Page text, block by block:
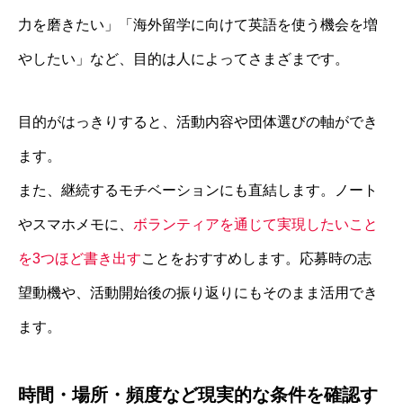
力を磨きたい」「海外留学に向けて英語を使う機会を増
やしたい」など、目的は人によってさまざまです。
目的がはっきりすると、活動内容や団体選びの軸ができ
ます。
また、継続するモチベーションにも直結します。ノート
やスマホメモに、 ボランティアを通じて実現したいこと
を3つほど書き出すことをおすすめします。応募時の志
望動機や、活動開始後の振り返りにもそのまま活用でき
ます。
時間・場所・頻度など現実的な条件を確認す